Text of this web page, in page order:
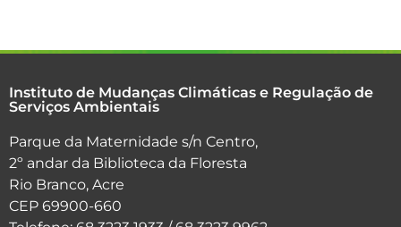
Instituto de Mudanças Climáticas e Regulação de
Serviços Ambientais
Parque da Maternidade s/n Centro,
2º andar da Biblioteca da Floresta
Rio Branco, Acre
CEP 69900-660